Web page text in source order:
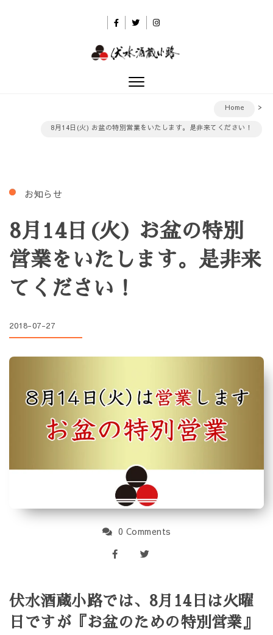
Toggle
Home
8月14日(火) お盆の特別営業をいたします。是非来てください！
お知らせ
8月14日(火) お盆の特別
営業をいたします。是非来
てください！
2018-07-27
0 Comments
伏水酒蔵小路では、8月14日は火曜
日ですが『お盆のための特別営業』